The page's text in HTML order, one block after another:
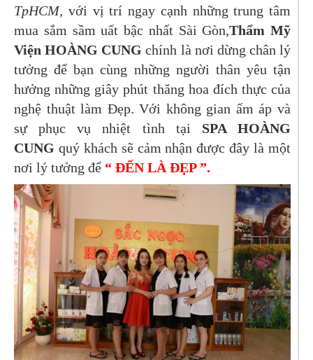
TpHCM, với vị trí ngay cạnh những trung tâm
mua sắm sầm uất bậc nhất Sài Gòn,Thẩm Mỹ
Viện HOÀNG CUNG chính là nơi dừng chân lý
tưởng để bạn cùng những người thân yêu tận
hưởng những giây phút thăng hoa đích thực của
nghệ thuật làm Đẹp. Với không gian ấm áp và
sự phục vụ nhiệt tình tại SPA HOÀNG
CUNG quý khách sẽ cảm nhận được đây là một
nơi lý tưởng để “ ĐẾN LÀ ĐẸP ”.